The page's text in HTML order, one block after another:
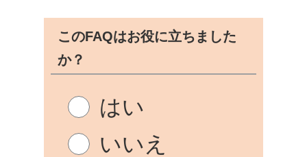
このFAQはお役に立ちました
か？
はい
いいえ